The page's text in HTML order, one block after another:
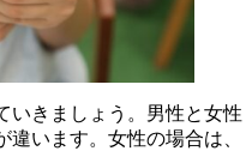
いきましょう。男性と女性
います。女性の場合は、